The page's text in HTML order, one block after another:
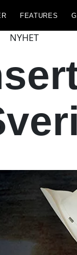
FEATURES
NYHET